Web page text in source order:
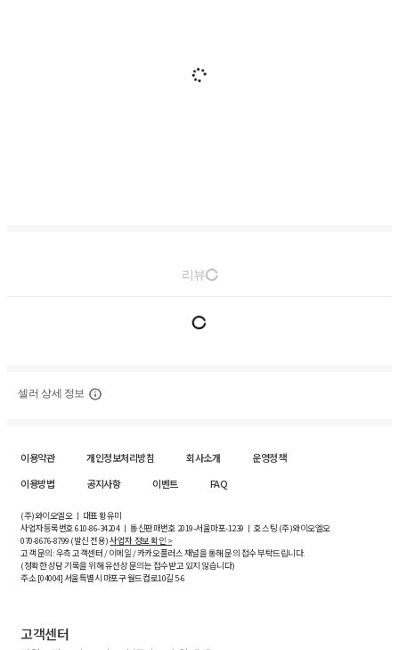
리뷰
셀러 상세 정보
이용약관 개인정보처리방침 회사소개
운영정책
이용방법
공지사항 이벤트 FAQ
(주)와이오엘오 ㅣ 대표 황유미
사업자등록번호610-86-34204ㅣ 통신판매번호 2019-서울마포-1239 ㅣ 호스팅 (주)와이오엘오
070-8676-8799 (발신 전용)사업자 정보 확인 >
고객 문의: 우측 고객센터 / 이메일 / 카카오플러스 채널을 통해 문의 접수 부탁드립니다.
(정확한 상담 기록을 위해 유선상 문의는 접수받고 있지 않습니다)
주소 [04004] 서울특별시 마포구 월드컵로10길5-6
고객센터